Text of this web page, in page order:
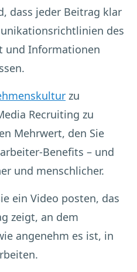
dass jeder Beitrag klar
des
und Informationen
zu
Recruiting zu
Mehrwert, den Sie
Benefits – und
und menschlicher.
ein Video posten, das
zeigt, an dem
angenehm es ist, in